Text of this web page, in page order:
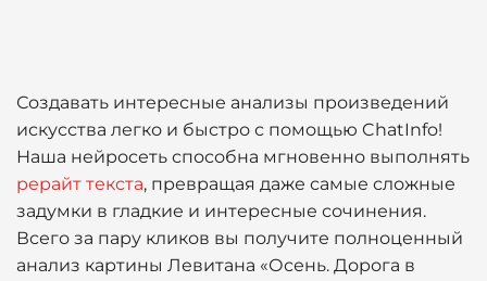
Создавать интересные анализы произведений
искусства легко и быстро с помощью ChatInfo!
Наша нейросеть способна мгновенно выполнять
рерайт текста, превращая даже самые сложные
задумки в гладкие и интересные сочинения.
Всего за пару кликов вы получите полноценный
анализ картины Левитана «Осень. Дорога в